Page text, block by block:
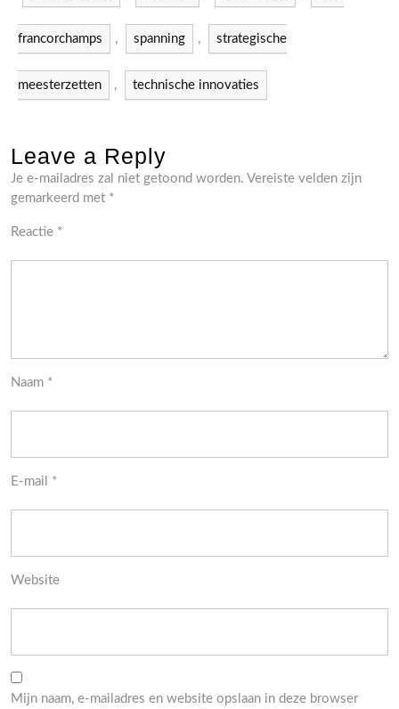
francorchamps , spanning , strategische
meesterzetten , technische innovaties
Leave a Reply
Je e-mailadres zal niet getoond worden. Vereiste velden zijn
gemarkeerd met *
Reactie *
Naam *
E-mail *
Website
Mijn naam, e-mailadres en website opslaan in deze browser